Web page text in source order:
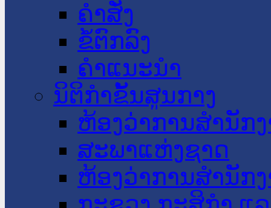
ຄໍາສັ່ງ
ຂໍ້ຕົກລົງ
ຄໍາແນະນໍາ
ນິຕິກໍາຂັ້ນສູນກາງ
ຫ້ອງວ່າການສໍານັກ
ສະພາແຫ່ງຊາດ
ຫ້ອງວ່າການສຳນັກ